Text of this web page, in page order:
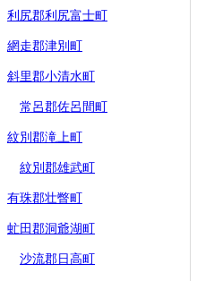
利尻郡利尻富士町
網走郡津別町
斜里郡小清水町
常呂郡佐呂間町
紋別郡滝上町
紋別郡雄武町
有珠郡壮瞥町
虻田郡洞爺湖町
沙流郡日高町